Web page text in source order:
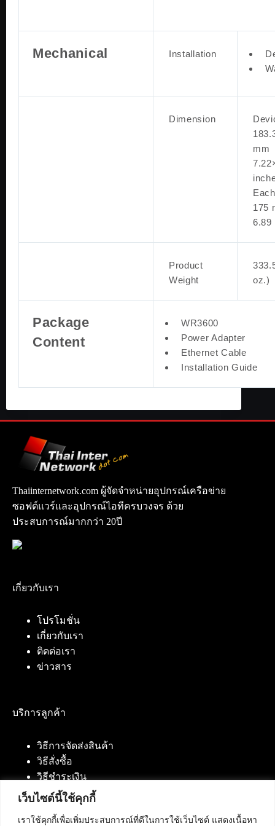
เว็บไซต์นี้ใช้คุกกี้
เราใช้คุกกี้เพื่อเพิ่มประสบการณ์ที่ดีในการใช้เว็บไซต์ แสดงเนื้อหา
Mechanical Installation
Dimension
mm
175
6.89
Product
Weight
oz.)
Package
Content
WR3600
Power Adapter
Ethernet Cable
Installation Guide
Thaiinternetwork.com ผู้จัดจำหน่ายอุปกรณ์เครือข่าย
ซอฟต์แวร์และอุปกรณ์ไอทีครบวงจร ด้วย
ประสบการณ์มากกว่า 20ปี
เกี่ยวกับเรา
โปรโมชั่น
เกี่ยวกับเรา
ติดต่อเรา
ข่าวสาร
บริการลูกค้า
วิธีการจัดส่งสินค้า
วิธีสั่งซื้อ
วิธีชำระเงิน
ติดต่อเรา